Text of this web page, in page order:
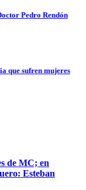
Pedro Rendón
que sufren mujeres
de MC; en
Esteban